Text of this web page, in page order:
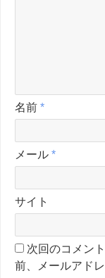
名前 *
メール *
サイト
次回のコメン
前、メールアド